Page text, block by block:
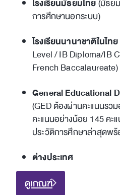
โรงเรียนมัธยมไทย(มัธย
การศึกษานอกระบบ)
โรงเรียนนานาชาติในไทย
Level / IB Diploma/IB
French Baccalaureate)
General Educational
(GED ต้องผ่านคะแนนรว
คะแนนอย่างน้อย 145 คะแ
ประวัติการศึกษาล่าสุดพ
ต่างประเทศ
ดูเกณฑ์